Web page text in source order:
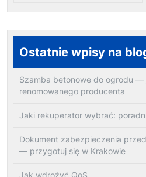
Ostatnie wpisy na
Szamba betonowe do ogrodu —
renomowanego producenta
Jaki rekuperator wybrać:
Dokument zabezpieczenia
— przygotuj się w Krakowie
Jak wdrożyć QoS